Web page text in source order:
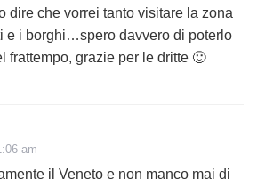
dire che vorrei tanto visitare la zona
e i borghi…spero davvero di poterlo
frattempo, grazie per le dritte 🙂
am
il Veneto e non manco mai di